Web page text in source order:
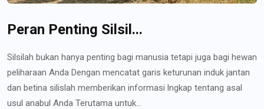
Peran Penting Silsil...
Silsilah bukan hanya penting bagi manusia tetapi juga bagi hewan
peliharaan Anda Dengan mencatat garis keturunan induk jantan
dan betina silislah memberikan informasi lngkap tentang asal
usul anabul Anda Terutama untuk...